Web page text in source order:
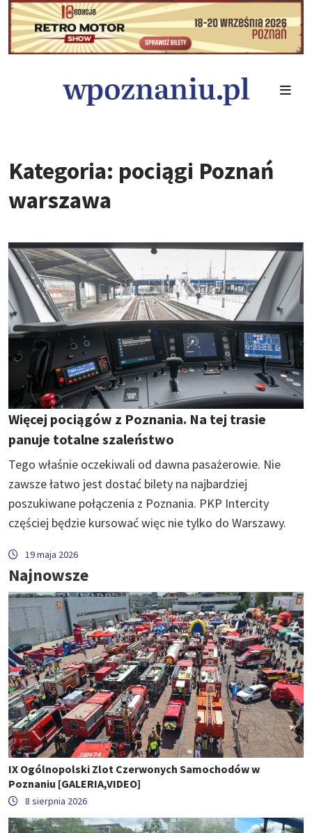
Kategoria: pociągi Poznań
warszawa
Więcej pociągów z Poznania. Na tej trasie
panuje totalne szaleństwo
Tego właśnie oczekiwali od dawna pasażerowie. Nie
zawsze łatwo jest dostać bilety na najbardziej
poszukiwane połączenia z Poznania. PKP Intercity
częściej będzie kursować więc nie tylko do Warszawy.
19 maja 2026
Najnowsze
IX Ogólnopolski Zlot Czerwonych Samochodów w
Poznaniu [GALERIA,VIDEO]
8 sierpnia 2026